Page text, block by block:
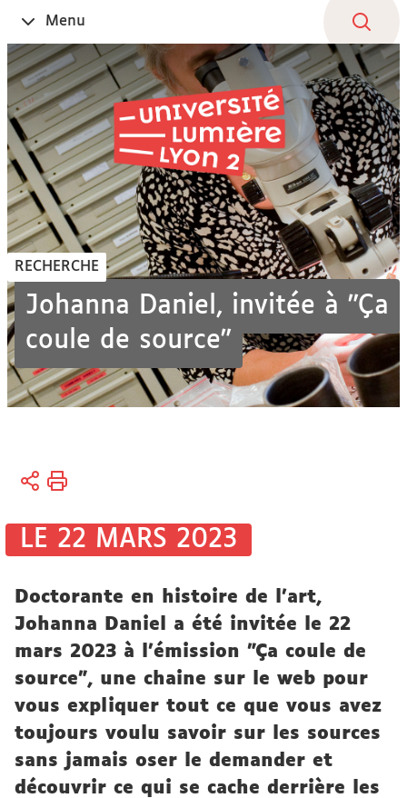
contenu
Ouvrir
le
Menu
RECHERCHE
Johanna Daniel, invitée à "Ça
coule de source"
Vous
Accueil
de la
recherche
LE 22 MARS 2023
Doctorante en histoire de l'art,
Johanna Daniel a été invitée le 22
mars 2023 à l'émission "Ça coule de
source", une chaine sur le web pour
vous expliquer tout ce que vous avez
toujours voulu savoir sur les sources
sans jamais oser le demander et
découvrir ce qui se cache derrière les